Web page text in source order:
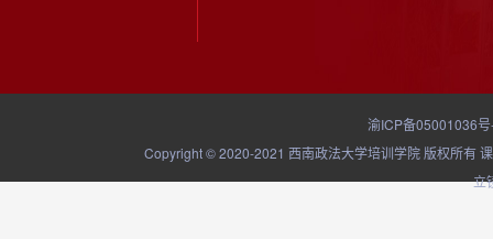
渝ICP备05001036
Copyright © 2020-2021 西南政法大学培训学院 版权所有
立